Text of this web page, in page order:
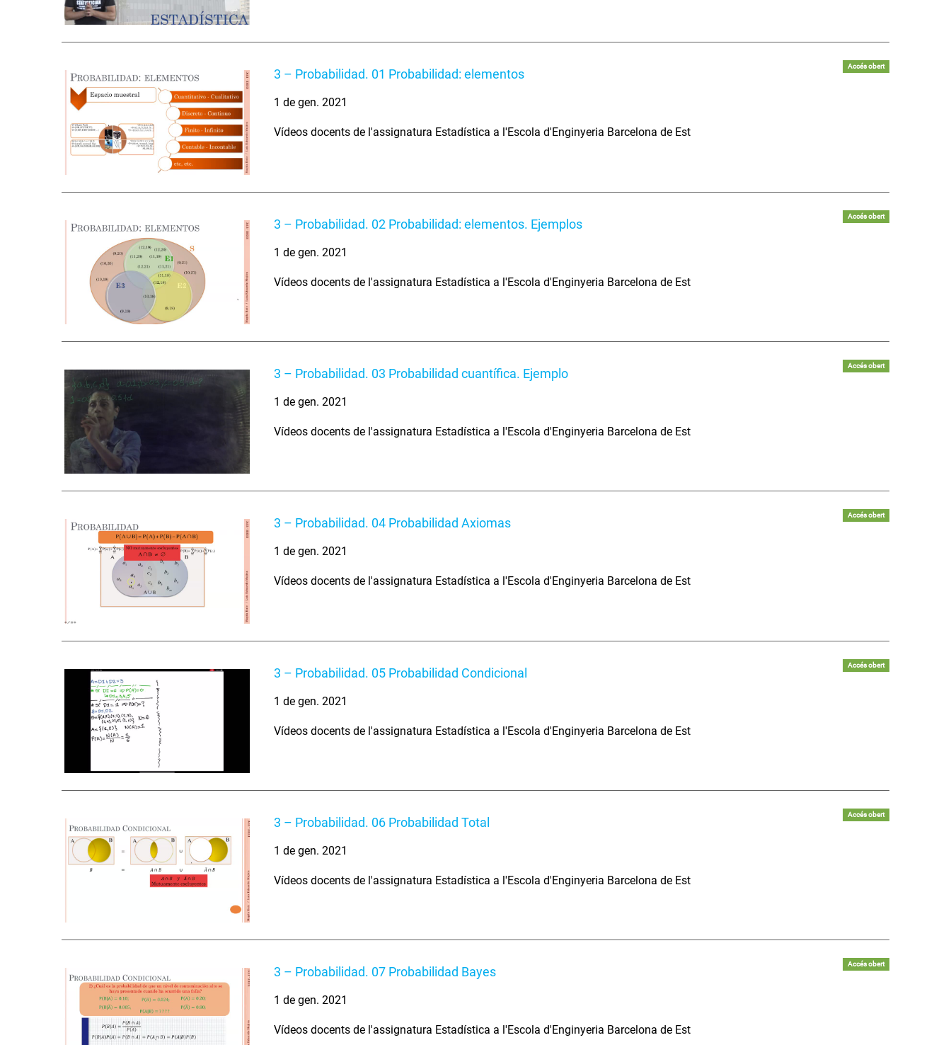
3 – Probabilidad. 01 Probabilidad: elementos
Accés obert
1 de gen. 2021
Vídeos docents de l'assignatura Estadística a l'Escola d'Enginyeria Barcelona de Est
3 – Probabilidad. 02 Probabilidad: elementos. Ejemplos
Accés obert
1 de gen. 2021
Vídeos docents de l'assignatura Estadística a l'Escola d'Enginyeria Barcelona de Est
3 – Probabilidad. 03 Probabilidad cuantífica. Ejemplo
Accés obert
1 de gen. 2021
Vídeos docents de l'assignatura Estadística a l'Escola d'Enginyeria Barcelona de Est
3 – Probabilidad. 04 Probabilidad Axiomas
Accés obert
1 de gen. 2021
Vídeos docents de l'assignatura Estadística a l'Escola d'Enginyeria Barcelona de Est
3 – Probabilidad. 05 Probabilidad Condicional
Accés obert
1 de gen. 2021
Vídeos docents de l'assignatura Estadística a l'Escola d'Enginyeria Barcelona de Est
3 – Probabilidad. 06 Probabilidad Total
Accés obert
1 de gen. 2021
Vídeos docents de l'assignatura Estadística a l'Escola d'Enginyeria Barcelona de Est
3 – Probabilidad. 07 Probabilidad Bayes
Accés obert
1 de gen. 2021
Vídeos docents de l'assignatura Estadística a l'Escola d'Enginyeria Barcelona de Est